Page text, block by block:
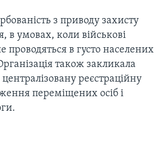
з приводу захисту
в умовах, коли військові
проводяться в густо населених
також закликала
реєстраційну
переміщених осіб і